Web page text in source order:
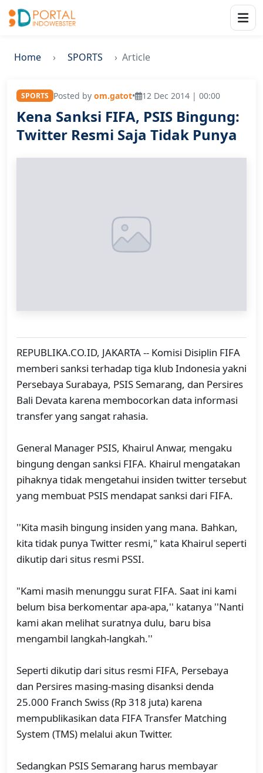
Home SPORTS Article
SPORTS Posted by om.gatot• 12 Dec 2014 | 00:00
Kena Sanksi FIFA, PSIS Bingung:
Twitter Resmi Saja Tidak Punya
REPUBLIKA.CO.ID, JAKARTA -- Komisi Disiplin FIFA
memberi sanksi terhadap tiga klub Indonesia yakni
Persebaya Surabaya, PSIS Semarang, dan Persires
Bali Devata karena membocorkan data informasi
transfer yang sangat rahasia.
General Manager PSIS, Khairul Anwar, mengaku
bingung dengan sanksi FIFA. Khairul mengatakan
pihaknya tidak mengetahui insiden twitter tersebut
yang membuat PSIS mendapat sanksi dari FIFA.
''Kita masih bingung insiden yang mana. Bahkan,
kita tidak punya Twitter resmi," kata Khairul seperti
dikutip dari situs resmi PSSI.
"Kami masih menunggu surat FIFA. Saat ini kami
belum bisa berkomentar apa-apa,'' katanya ''Nanti
kami akan melihat suratnya dulu, baru bisa
mengambil langkah-langkah.''
Seperti dikutip dari situs resmi FIFA, Persebaya
dan Persires masing-masing disanksi denda
25.000 Franch Swiss (Rp 318 juta) karena
mempublikasikan data FIFA Transfer Matching
System (TMS) melalui akun Twitter.
Sedangkan PSIS Semarang harus membayar